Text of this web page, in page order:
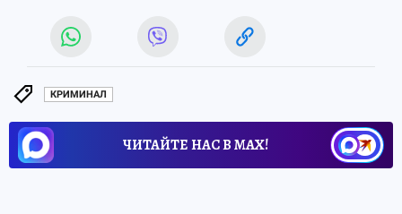
КРИМИНАЛ
ЧИТАЙТЕ НАС В МАХ!